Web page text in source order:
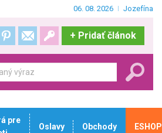
06. 08. 2026 Jozefína
+ Pridať článok
pre
Oslavy Obchody ESHOP